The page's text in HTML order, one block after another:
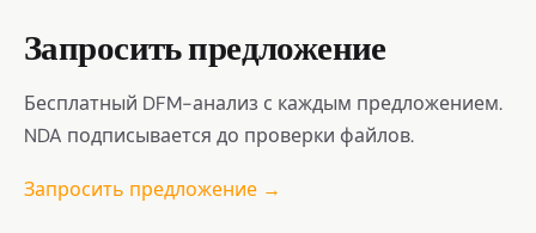
Запросить предложение
Бесплатный DFM-анализ с каждым предложением.
NDA подписывается до проверки файлов.
Запросить предложение →